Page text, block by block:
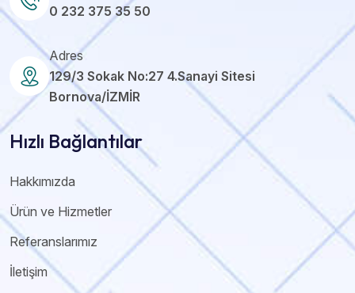
0 232 375 35 50
Adres
129/3 Sokak No:27 4.Sanayi Sitesi
Bornova/İZMİR
Hızlı Bağlantılar
Hakkımızda
Ürün ve Hizmetler
Referanslarımız
İletişim